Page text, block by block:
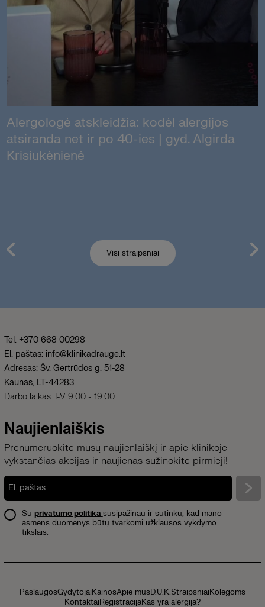
Alergologė atskleidžia: kodėl alergijos
atsiranda net ir po 40-ies | gyd. Algirda
Krisiukėnienė
Visi straipsniai
Tel. +370 668 00298
El. paštas: info@klinikadrauge.lt
Adresas: Šv. Gertrūdos g. 51-28
Kaunas, LT-44283
Darbo laikas: I-V 9:00 - 19:00
Naujienlaiškis
Prenumeruokite mūsų naujienlaiškį ir apie klinikoje
vykstančias akcijas ir naujienas sužinokite pirmieji!
Su privatumo politika susipažinau ir sutinku, kad mano
asmens duomenys būtų tvarkomi užklausos vykdymo
tikslais.
PaslaugosGydytojaiKainosApie musD.U.K.StraipsniaiKolegoms
KontaktaiRegistracijaKas yra alergija?